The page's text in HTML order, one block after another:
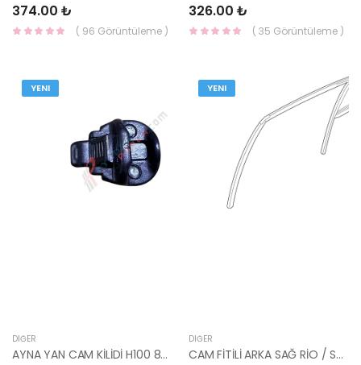
374.00 ₺
( 96 Görüntüleme )
326.00 ₺
( 35 Görüntüleme )
YENI
DIĞER
AYNA YAN CAM KİLİDİ H100 86350-43000-HMC
YENI
DIĞER
CAM FİTİLİ ARKA SAĞ RİO / STONİC 17- 83541-H8000-HMC